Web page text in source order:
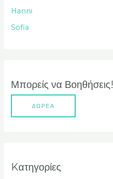
γ
ι
Hanni
Sofia
Μπορείς να Βοηθήσεις!
ΔΩΡΕΑ
Kατηγορίες